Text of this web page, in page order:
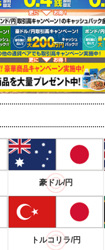
豪ドル/円
トルコリラ/円